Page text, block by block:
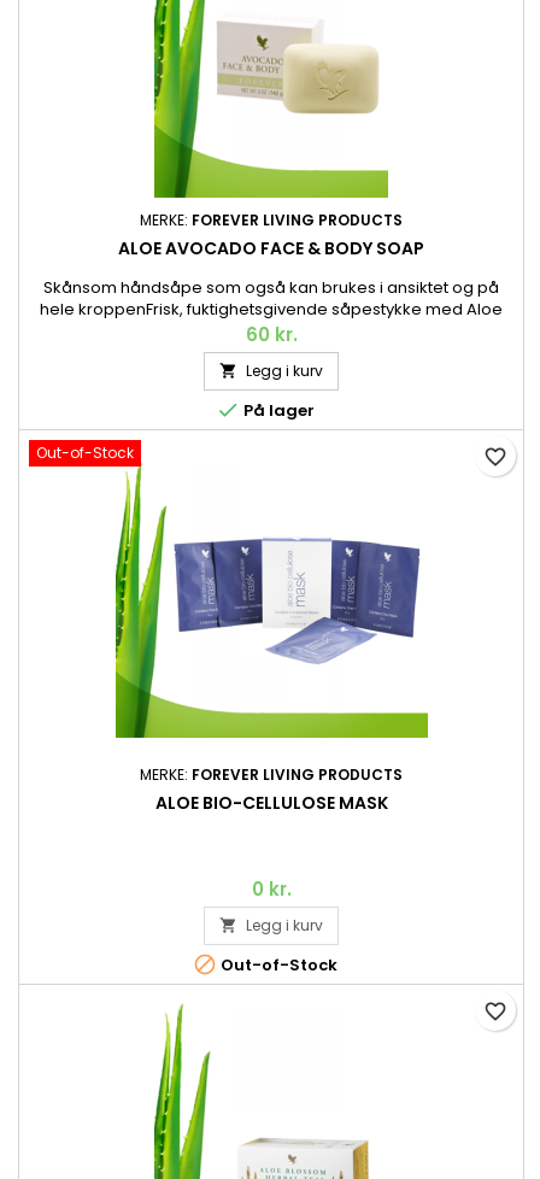
MERKE: FOREVER LIVING PRODUCTS
ALOE AVOCADO FACE & BODY SOAP
Skånsom håndsåpe som også kan brukes i ansiktet og på
hele kroppenFrisk, fuktighetsgivende såpestykke med Aloe
vera og avokadoolje, egnet for alle hudtyper og både ansikt
og kropp. Rengjør skånsomt, men effektivt, og har en
uimotståelig frisk sitrusduft. 142 g.
60 kr.
 Legg i kurv
 På lager
Out-of-Stock
MERKE: FOREVER LIVING PRODUCTS
ALOE BIO-CELLULOSE MASK
0 kr.
 Legg i kurv
 Out-of-Stock
favorite_border
favorite_border